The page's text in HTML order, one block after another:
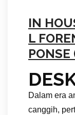
IN
L
PONSE
Dalam era
canggih,